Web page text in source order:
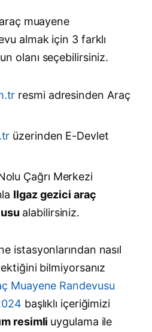
muayene
almak için 3 farklı
olanı seçebilirsiniz.
resmi adresinden Araç
üzerinden E-Devlet
Çağrı Merkezi
Ilgaz gezici araç
alabilirsiniz.
istasyonlarından nasıl
bilmiyorsanız
Muayene Randevusu
başlıklı içeriğimizi
resimli uygulama ile